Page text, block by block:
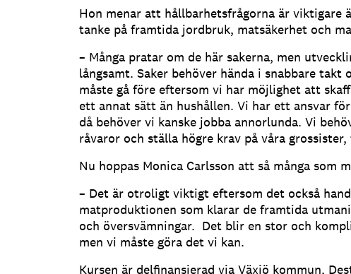
Hon menar att hållbarhetsfrågorna är viktigare
tanke på framtida jordbruk, matsäkerhet och
– Många pratar om de här sakerna, men
långsamt. Saker behöver hända i snabbare takt
måste gå före eftersom vi har möjlighet att
ett annat sätt än hushållen. Vi har ett ansvar
då behöver vi kanske jobba annorlunda. Vi
råvaror och ställa högre krav på våra
Nu hoppas Monica Carlsson att så många som
– Det är otroligt viktigt eftersom det också
matproduktionen som klarar de framtida
och översvämningar. Det blir en stor och
men vi måste göra det vi kan.
Kursen är delfinansierad via Växjö kommun,